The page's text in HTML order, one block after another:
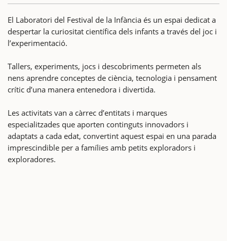
El Laboratori del Festival de la Infància és un espai dedicat a
despertar la curiositat científica dels infants a través del joc i
l’experimentació.
Tallers, experiments, jocs i descobriments permeten als
nens aprendre conceptes de ciència, tecnologia i pensament
crític d’una manera entenedora i divertida.
Les activitats van a càrrec d’entitats i marques
especialitzades que aporten continguts innovadors i
adaptats a cada edat, convertint aquest espai en una parada
imprescindible per a famílies amb petits exploradors i
exploradores.